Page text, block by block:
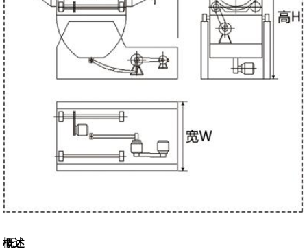
概述